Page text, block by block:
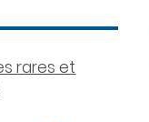
rares et